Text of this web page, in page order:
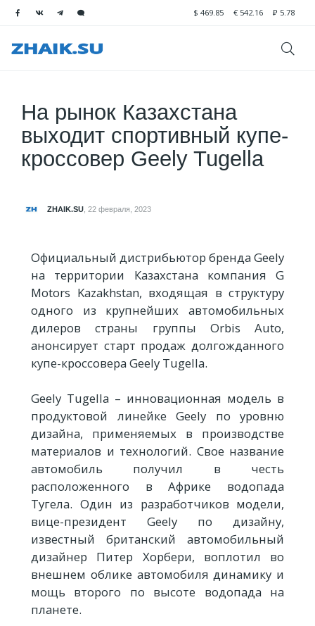
$ 469.85 € 542.16 ₽ 5.78
На рынок Казахстана
выходит спортивный купе-
кроссовер Geely Tugella
ZHAIK.SU 22 февраля, 2023
Официальный дистрибьютор бренда Geely
на территории Казахстана компания G
Motors Kazakhstan, входящая в структуру
одного из крупнейших автомобильных
дилеров страны группы Orbis Auto,
анонсирует старт продаж долгожданного
купе-кроссовера Geely Tugella.
Geely Tugella – инновационная модель в
продуктовой линейке Geely по уровню
дизайна, применяемых в производстве
материалов и технологий. Свое название
автомобиль получил в честь
расположенного в Африке водопада
Тугела. Один из разработчиков модели,
вице-президент Geely по дизайну,
известный британский автомобильный
дизайнер Питер Хорбери, воплотил во
внешнем облике автомобиля динамику и
мощь второго по высоте водопада на
планете.